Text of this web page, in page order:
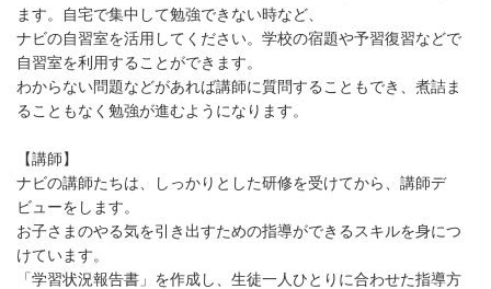
ます。自宅で集中して勉強できない時など、
ナビの自習室を活用してください。学校の宿題や予習復習などで
自習室を利用することができます。
わからない問題などがあれば講師に質問することもでき、煮詰ま
ることもなく勉強が進むようになります。
【講師】
ナビの講師たちは、しっかりとした研修を受けてから、講師デ
ビューをします。
お子さまのやる気を引き出すための指導ができるスキルを身につ
けています。
「学習状況報告書」を作成し、生徒一人ひとりに合わせた指導方